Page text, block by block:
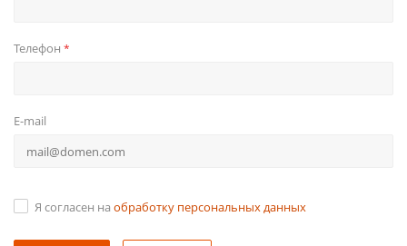
Телефон *
E-mail
Я согласен на обработку персональных данных